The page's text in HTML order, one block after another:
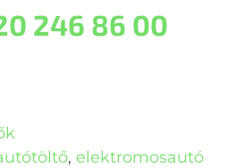
246 86 00
, elektromosautó